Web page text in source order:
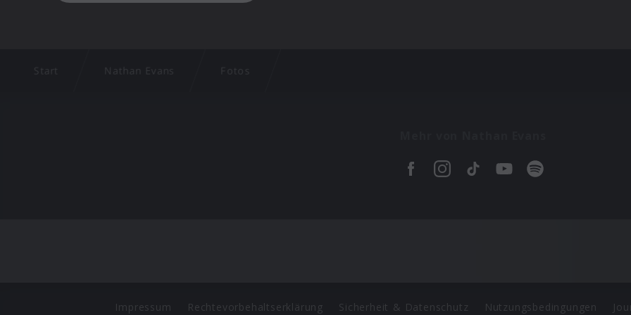
Start Nathan Evans Fotos
Impressum Rechtevorbehaltserklärung Sicherheit & Datenschutz Nutzungsbedingungen